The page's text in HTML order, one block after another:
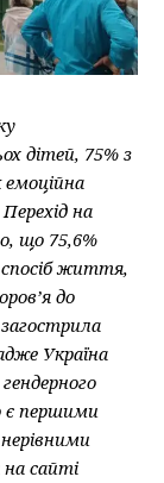
дітей, 75% з
на
що 75,6%
життя,
до
Україна
гендерного
є першими
сайті